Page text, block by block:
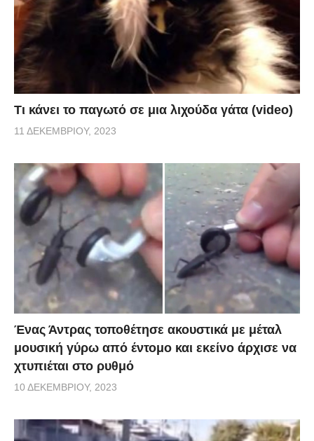
Τι κάνει το παγωτό σε μια λιχούδα γάτα (video)
11 ΔΕΚΕΜΒΡΊΟΥ, 2023
Ένας Άντρας τοποθέτησε ακουστικά με μέταλ
μουσική γύρω από έντομο και εκείνο άρχισε να
χτυπιέται στο ρυθμό
10 ΔΕΚΕΜΒΡΊΟΥ, 2023